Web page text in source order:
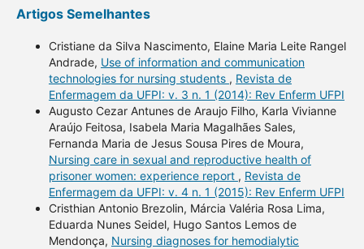
Artigos Semelhantes
Cristiane da Silva Nascimento, Elaine Maria Leite Rangel
Andrade, Use of information and communication
technologies for nursing students , Revista de
Enfermagem da UFPI: v. 3 n. 1 (2014): Rev Enferm UFPI
Augusto Cezar Antunes de Araujo Filho, Karla Vivianne
Araújo Feitosa, Isabela Maria Magalhães Sales,
Fernanda Maria de Jesus Sousa Pires de Moura,
Nursing care in sexual and reproductive health of
prisoner women: experience report , Revista de
Enfermagem da UFPI: v. 4 n. 1 (2015): Rev Enferm UFPI
Cristhian Antonio Brezolin, Márcia Valéria Rosa Lima,
Eduarda Nunes Seidel, Hugo Santos Lemos de
Mendonça, Nursing diagnoses for hemodialytic